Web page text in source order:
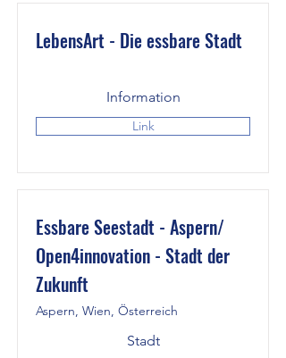
LebensArt - Die essbare Stadt
Information
Link
Essbare Seestadt - Aspern/
Open4innovation - Stadt der
Zukunft
Aspern, Wien, Österreich
Stadt